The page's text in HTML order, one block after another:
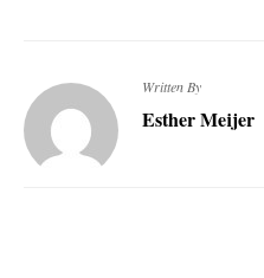
Written By
Esther Meijer